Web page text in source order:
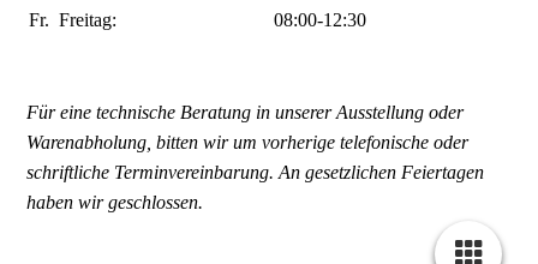
Fr.Freitag: 08:00-12:30
Für eine technische Beratung in unserer Ausstellung oder
Warenabholung, bitten wir um vorherige telefonische oder
schriftliche Terminvereinbarung. An gesetzlichen Feiertagen
haben wir geschlossen.